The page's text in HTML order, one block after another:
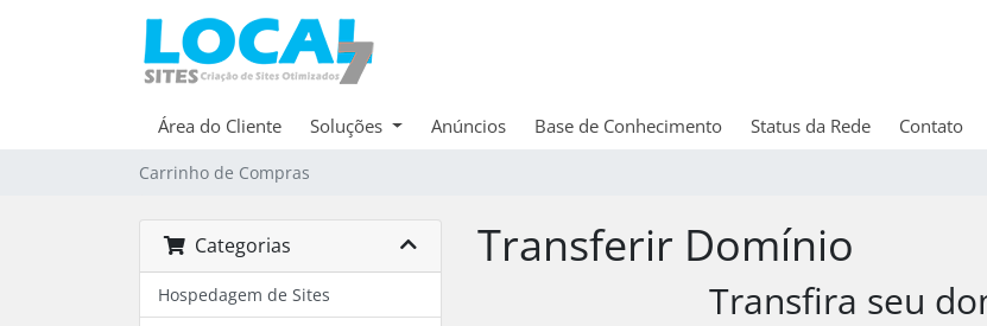
Área do Cliente Soluções Anúncios Base de Conhecimento Status da Rede Contato
Carrinho de Compras
Categorias
Hospedagem de Sites
Transferir Domínio
Transfira seu